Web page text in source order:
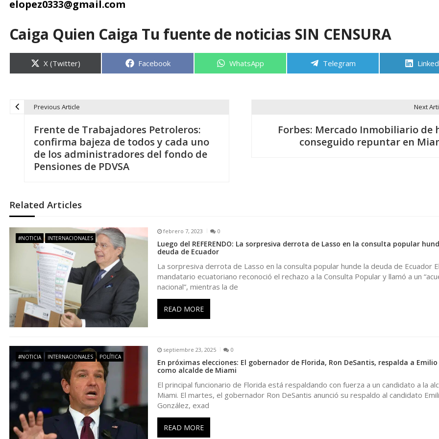
elopez0333@gmail.com
Caiga Quien Caiga Tu fuente de noticias SIN CENSURA
Compartir
en
X (Twitter) Compartir
Facebook Compartir
WhatsApp Compartir
Telegram
g
a
i
ó
d
e
e
Previous Article
Frente de Trabajadores Petroleros:
confirma bajeza de todos y cada uno
de los administradores del fondo de
Pensiones de PDVSA
Next
Forbes: Mercado Inmobiliario de
conseguido repuntar en
Related Articles
#NOTICIA INTERNACIONALES
febrero 7, 2023 0
Luego del REFERENDO: La sorpresiva derrota de Lasso en la consulta popular
deuda de Ecuador
La sorpresiva derrota de Lasso en la consulta popular hunde la deuda de Ecuador El
mandatario ecuatoriano reconoció el rechazo a la Consulta Popular y llamó a un
nacional”, mientras la de
READ MORE
#NOTICIA INTERNACIONALES POLÍTICA
septiembre 23, 2025 0
En próximas elecciones: El gobernador de Florida, Ron DeSantis, respalda a
como alcalde de Miami
El principal funcionario de Florida está respaldando con fuerza a un candidato a la
Miami. El martes, el gobernador Ron DeSantis anunció su respaldo al candidato
González, exad
READ MORE